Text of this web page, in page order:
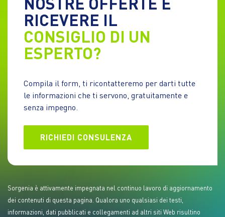
RICEVERE IL
CONSIGLIO DI UN
ESPERTO?
Compila il form, ti ricontatteremo per darti tutte
le informazioni che ti servono, gratuitamente e
senza impegno.
RICHIEDI CONSULENZA
Sorgenia è attivamente impegnata nel continuo lavoro di aggiornamento
dei contenuti di questa pagina. Qualora uno qualsiasi dei testi,
informazioni, dati pubblicati e collegamenti ad altri siti Web risultino